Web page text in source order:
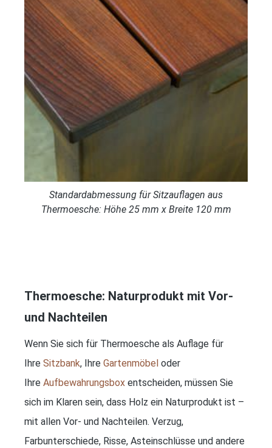
Standardabmessung für Sitzauflagen aus
Thermoesche: Höhe 25 mm x Breite 120 mm
Thermoesche: Naturprodukt mit Vor-
und Nachteilen
Wenn Sie sich für Thermoesche als Auflage für
Ihre Sitzbank, Ihre Gartenmöbel oder
Ihre Aufbewahrungsbox entscheiden, müssen Sie
sich im Klaren sein, dass Holz ein Naturprodukt ist –
mit allen Vor- und Nachteilen. Verzug,
Farbunterschiede, Risse, Asteinschlüsse und andere